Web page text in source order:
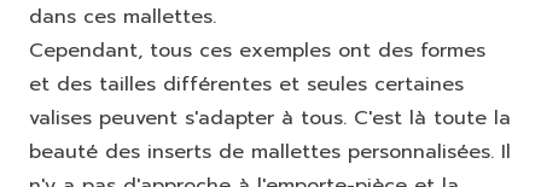
dans ces mallettes.
Cependant, tous ces exemples ont des formes
et des tailles différentes et seules certaines
valises peuvent s'adapter à tous. C'est là toute la
beauté des inserts de mallettes personnalisées. Il